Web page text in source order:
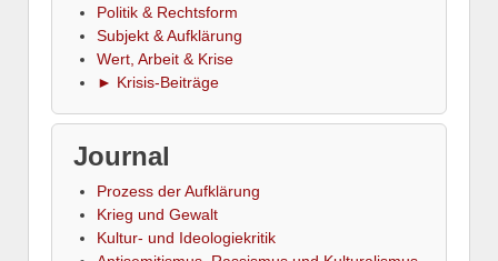
Politik & Rechtsform
Subjekt & Aufklärung
Wert, Arbeit & Krise
► Krisis-Beiträge
Journal
Prozess der Aufklärung
Krieg und Gewalt
Kultur- und Ideologiekritik